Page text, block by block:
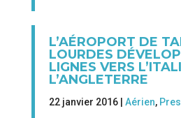
L’AÉROPORT DE
LOURDES
LIGNES VERS
L’ANGLETERRE
22 janvier 2016 | Aérien,